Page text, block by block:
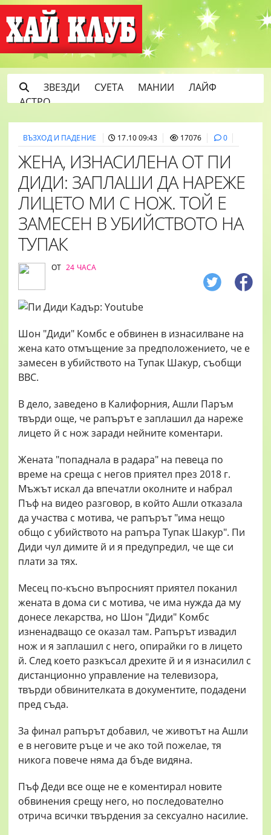
ЗВЕЗДИ СУЕТА МАНИИ
ЛАЙФ
АСТРО
ВЪЗХОД И ПАДЕНИЕ 17.10 09:43 17076 0
ЖЕНА, ИЗНАСИЛЕНА ОТ ПИ
ДИДИ: ЗАПЛАШИ ДА НАРЕЖЕ
ЛИЦЕТО МИ С НОЖ. ТОЙ Е
ЗАМЕСЕН В УБИЙСТВОТО НА
ТУПАК
ОТ 24 ЧАСА
Шон "Диди" Комбс е обвинен в изнасилване на
жена като отмъщение за предположението, че е
замесен в убийството на Тупак Шакур, съобщи
BBC.
В дело, заведено в Калифорния, Ашли Паръм
твърди oще, че рапърът е заплашил да нареже
лицето й с нож заради нейните коментари.
Жената "попаднала в радара" на певеца по
време на среща с негов приятел през 2018 г.
Мъжът искал да впечатли околните и набрал
Пъф на видео разговор, в който Ашли отказала
да участва с мотива, че рапърът "има нещо
общо с убийството на рапъра Тупак Шакур". Пи
Диди чул димите й и я предупредил, че ще си
плати за тях.
Месец по-късно въпросният приятел поканил
жената в дома си с мотива, че има нужда да му
донесе лекарства, но Шон "Диди" Комбс
изненадващо се оказал там. Рапърът извадил
нож и я заплашил с него, опирайки го в лицето
й. След което разкъсал дрехите й и я изнасилил с
дистанционно управление на телевизора,
твърди обвинителката в документите, подадени
пред съда.
За финал рапърът добавил, че животът на Ашли
е в неговите ръце и че ако той пожелае, тя
никога повече няма да бъде видяна.
Пъф Деди все още не е коментирал новите
обвинения срещу него, но последователно
отрича всички твърдения за сексуално насилие.